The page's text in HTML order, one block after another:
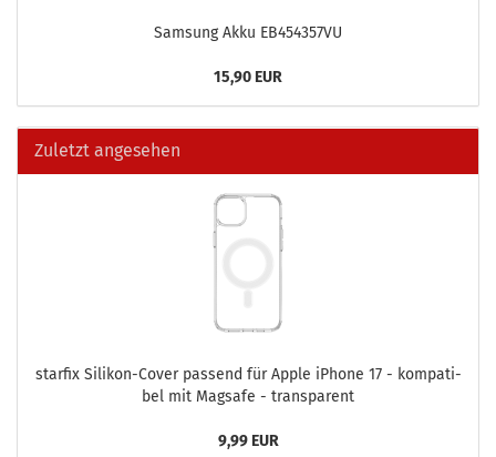
Sam­sung Akku EB454357VU
15,90 EUR
Zuletzt angesehen
star­fix Silikon-​Cover pas­send für Apple iPho­ne 17 - kom­pa­ti­
bel mit Magsafe - trans­pa­rent
9,99 EUR